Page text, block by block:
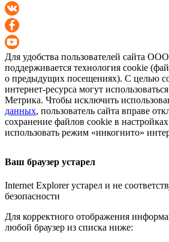
Для удобства пользователей сайта ООО
поддерживается технология cookie
о предыдущих посещениях). С целью
интернет-ресурса могут
Метрика. Чтобы исключить
данных, пользователь сайта вправе
сохранение файлов cookie в
использовать режим «инкогнито»
Ваш браузер устарел
Internet Explorer устарел и не
безопасности
Для корректного отображения
любой браузер из списка ниже: